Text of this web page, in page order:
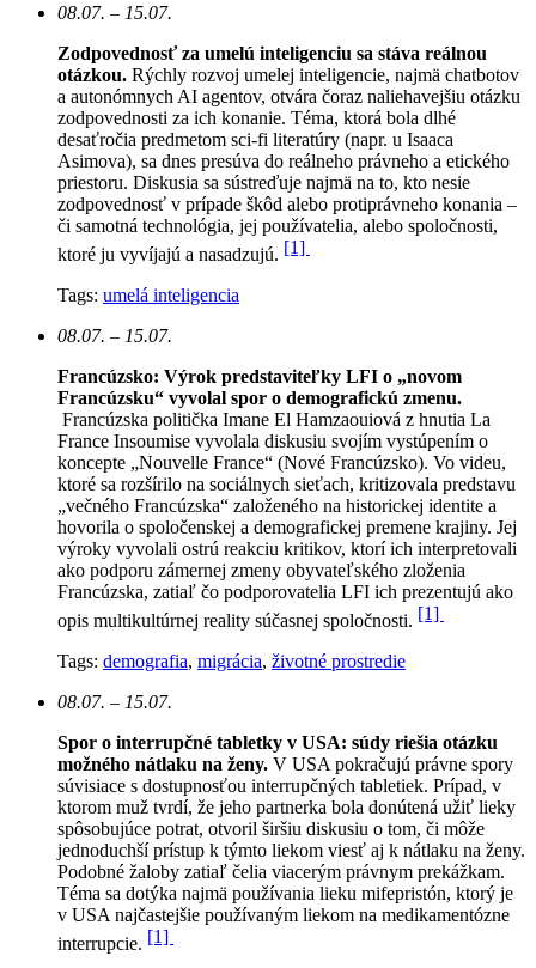
08.07. – 15.07.
Zodpovednosť za umelú inteligenciu sa stáva reálnou
otázkou. Rýchly rozvoj umelej inteligencie, najmä chatbotov
a autonómnych AI agentov, otvára čoraz naliehavejšiu otázku
zodpovednosti za ich konanie. Téma, ktorá bola dlhé
desaťročia predmetom sci-fi literatúry (napr. u Isaaca
Asimova), sa dnes presúva do reálneho právneho a etického
priestoru. Diskusia sa sústreďuje najmä na to, kto nesie
zodpovednosť v prípade škôd alebo protiprávneho konania –
či samotná technológia, jej používatelia, alebo spoločnosti,
ktoré ju vyvíjajú a nasadzujú. [1]
Tags: umelá inteligencia
08.07. – 15.07.
Francúzsko: Výrok predstaviteľky LFI o „novom
Francúzsku“ vyvolal spor o demografickú zmenu.
Francúzska politička Imane El Hamzaouiová z hnutia La
France Insoumise vyvolala diskusiu svojím vystúpením o
koncepte „Nouvelle France“ (Nové Francúzsko). Vo videu,
ktoré sa rozšírilo na sociálnych sieťach, kritizovala predstavu
„večného Francúzska“ založeného na historickej identite a
hovorila o spoločenskej a demografickej premene krajiny. Jej
výroky vyvolali ostrú reakciu kritikov, ktorí ich interpretovali
ako podporu zámernej zmeny obyvateľského zloženia
Francúzska, zatiaľ čo podporovatelia LFI ich prezentujú ako
opis multikultúrnej reality súčasnej spoločnosti. [1]
Tags: demografia, migrácia, životné prostredie
08.07. – 15.07.
Spor o interrupčné tabletky v USA: súdy riešia otázku
možného nátlaku na ženy. V USA pokračujú právne spory
súvisiace s dostupnosťou interrupčných tabletiek. Prípad, v
ktorom muž tvrdí, že jeho partnerka bola donútená užiť lieky
spôsobujúce potrat, otvoril širšiu diskusiu o tom, či môže
jednoduchší prístup k týmto liekom viesť aj k nátlaku na ženy.
Podobné žaloby zatiaľ čelia viacerým právnym prekážkam.
Téma sa dotýka najmä používania lieku mifepristón, ktorý je
v USA najčastejšie používaným liekom na medikamentózne
interrupcie. [1]